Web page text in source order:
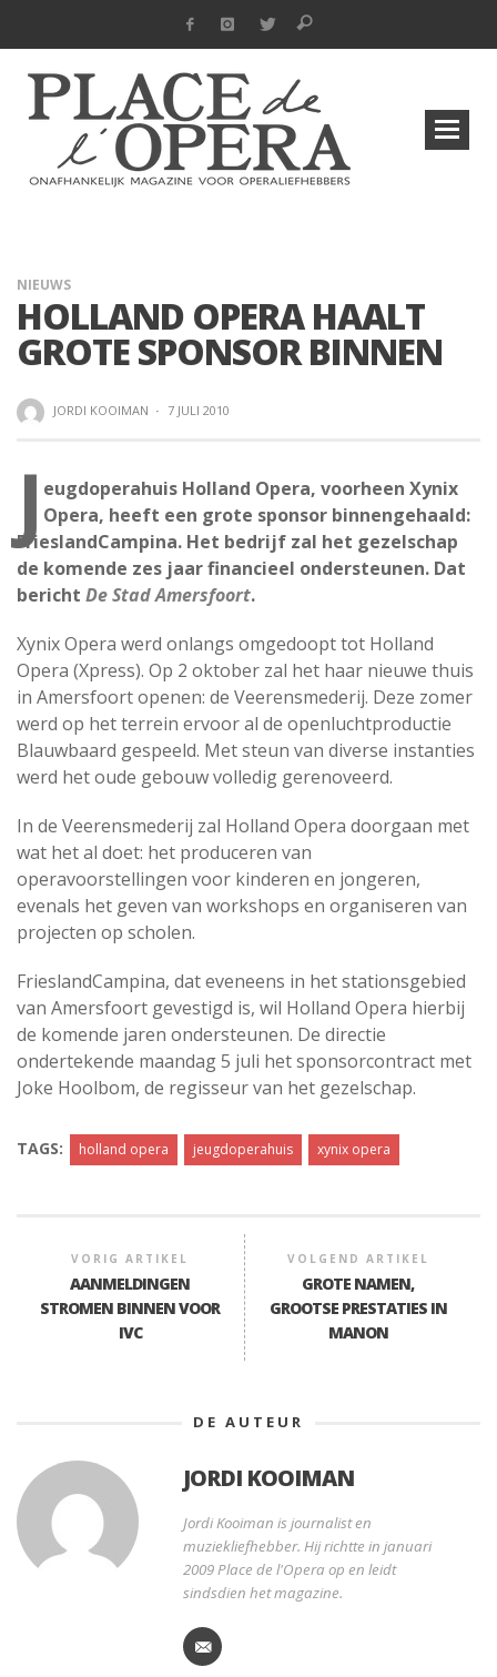
NIEUWS
HOLLAND OPERA HAALT
GROTE SPONSOR BINNEN
JORDI KOOIMAN · 7 JULI 2010
J eugdoperahuis Holland Opera, voorheen Xynix
Opera, heeft een grote sponsor binnengehaald:
FrieslandCampina. Het bedrijf zal het gezelschap
de komende zes jaar financieel ondersteunen. Dat
bericht De Stad Amersfoort.
Xynix Opera werd onlangs omgedoopt tot Holland
Opera (Xpress). Op 2 oktober zal het haar nieuwe thuis
in Amersfoort openen: de Veerensmederij. Deze zomer
werd op het terrein ervoor al de openluchtproductie
Blauwbaard gespeeld. Met steun van diverse instanties
werd het oude gebouw volledig gerenoveerd.
In de Veerensmederij zal Holland Opera doorgaan met
wat het al doet: het produceren van
operavoorstellingen voor kinderen en jongeren,
evenals het geven van workshops en organiseren van
projecten op scholen.
FrieslandCampina, dat eveneens in het stationsgebied
van Amersfoort gevestigd is, wil Holland Opera hierbij
de komende jaren ondersteunen. De directie
ondertekende maandag 5 juli het sponsorcontract met
Joke Hoolbom, de regisseur van het gezelschap.
TAGS: holland opera jeugdoperahuis xynix opera
VORIG ARTIKEL
AANMELDINGEN
STROMEN BINNEN VOOR
IVC
VOLGEND ARTIKEL
GROTE NAMEN,
GROOTSE PRESTATIES IN
MANON
DE AUTEUR
JORDI KOOIMAN
Jordi Kooiman is journalist en
muziekliefhebber. Hij richtte in januari
2009 Place de l'Opera op en leidt
sindsdien het magazine.